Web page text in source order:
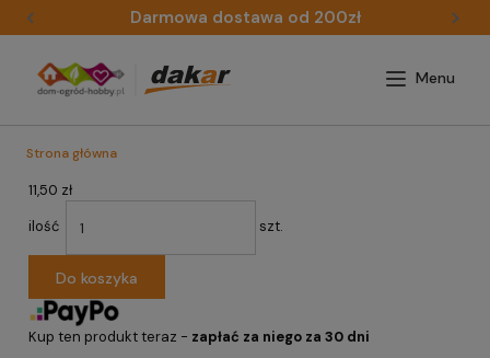
Darmowa dostawa od 200zł
Strona główna
11,50 zł
ilość
szt.
Do koszyka
Kup ten produkt teraz - zapłać za niego za 30 dni